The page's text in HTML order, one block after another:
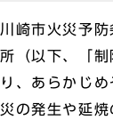
川崎市火災予
所（以下、「
り、あらかじ
災の発生や延